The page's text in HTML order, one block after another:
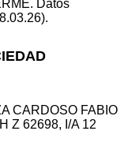
Datos
CARDOSO FABIO
Z 62698, I/A 12